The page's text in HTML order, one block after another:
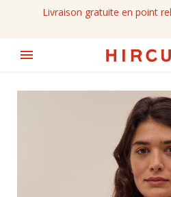
Livraison gratuite en point